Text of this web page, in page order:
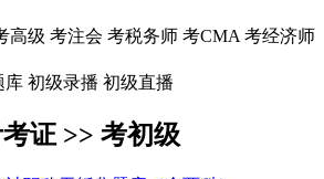
高级 考注会 考税务师 考CMA 考经济师
库 初级录播 初级直播
证 >> 考初级